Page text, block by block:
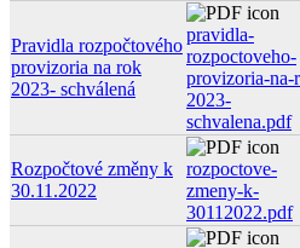
Pravidla rozpočtového
provizoria na rok
2023- schválená
pravidla-
rozpoctoveho-
provizoria-na-
2023-
schvalena.pdf
Rozpočtové změny k
30.11.2022
rozpoctove-
zmeny-k-
30112022.pdf